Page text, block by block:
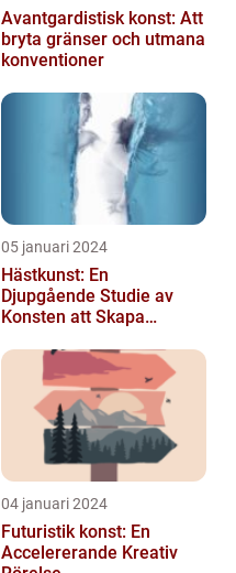
Avantgardistisk konst: Att
bryta gränser och utmana
konventioner
05 januari 2024
Hästkunst: En
Djupgående Studie av
Konsten att Skapa
04 januari 2024
Futuristik konst: En
Accelererande Kreativ